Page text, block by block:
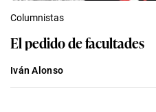
Columnistas
El pedido de facultades
Iván Alonso